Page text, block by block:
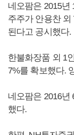
네오팜은 2015년
주주가 안용찬
된다고 공시했다.
한불화장품 외 1
7%를 확보했다.
네오팜은 2016년
했다.